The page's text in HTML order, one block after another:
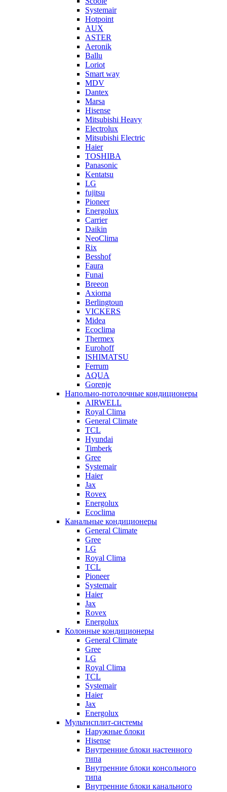
Systemair
Hotpoint
AUX
ASTER
Aeronik
Ballu
Loriot
Smart way
MDV
Dantex
Marsa
Hisense
Mitsubishi Heavy
Electrolux
Mitsubishi Electric
Haier
TOSHIBA
Panasonic
Kentatsu
LG
fujitsu
Pioneer
Energolux
Carrier
Daikin
NeoClima
Rix
Besshof
Faura
Funai
Breeon
Axioma
Berlingtoun
VICKERS
Midea
Ecoclima
Thermex
Eurohoff
ISHIMATSU
Ferrum
AQUA
Gorenje
Напольно-потолочные кондиционеры
AIRWELL
Royal Clima
General Climate
TCL
Hyundai
Timberk
Gree
Systemair
Haier
Jax
Rovex
Energolux
Ecoclima
Канальные кондиционеры
General Climate
Gree
LG
Royal Clima
TCL
Pioneer
Systemair
Haier
Jax
Rovex
Energolux
Колонные кондиционеры
General Climate
Gree
LG
Royal Clima
TCL
Systemair
Haier
Jax
Energolux
Мультисплит-системы
Наружные блоки
Hisense
Внутренние блоки настенного
типа
Внутренние блоки консольного
типа
Внутренние блоки канального